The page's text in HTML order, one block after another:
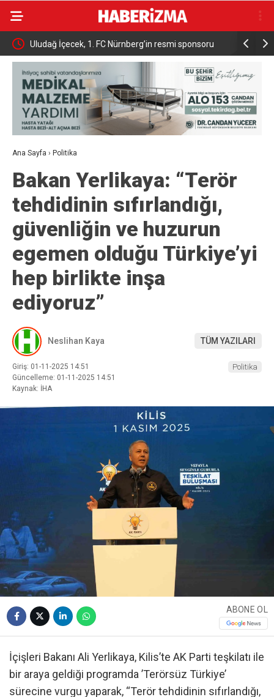
Uludağ İçecek, 1. FC Nürnberg’in resmi sponsoru
oldu
Bakan
Takip
Ana Sayfa › Politika
Bakan Yerlikaya: “Terör
tehdidinin sıfırlandığı,
güvenliğin ve huzurun
egemen olduğu Türkiye’yi
hep birlikte inşa
ediyoruz”
Neslihan Kaya TÜM YAZILARI
Giriş: 01-11-2025 14:51
Güncelleme: 01-11-2025 14:51
Kaynak: İHA
Politika
ABONE OL
İçişleri Bakanı Ali Yerlikaya, Kilis’te AK Parti teşkilatı ile
bir araya geldiği programda ’Terörsüz Türkiye’
sürecine vurgu yaparak, “Terör tehdidinin sıfırlandığı,